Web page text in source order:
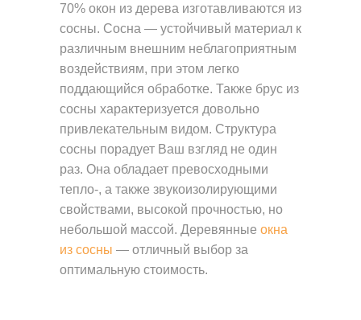
70% окон из дерева изготавливаются из
сосны. Сосна — устойчивый материал к
различным внешним неблагоприятным
воздействиям, при этом легко
поддающийся обработке. Также брус из
сосны характеризуется довольно
привлекательным видом. Структура
сосны порадует Ваш взгляд не один
раз. Она обладает превосходными
тепло-, а также звукоизолирующими
свойствами, высокой прочностью, но
небольшой массой. Деревянные окна
из сосны — отличный выбор за
оптимальную стоимость.